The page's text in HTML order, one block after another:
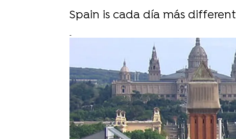
Spain is cada día más different
-